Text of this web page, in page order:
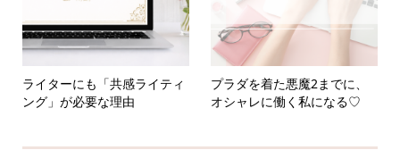
ライターにも「共感ライティ
ング」が必要な理由
プラダを着た悪魔2までに、
オシャレに働く私になる♡